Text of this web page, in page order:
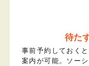
待た
事前予約しておく
案内が可能。ソー